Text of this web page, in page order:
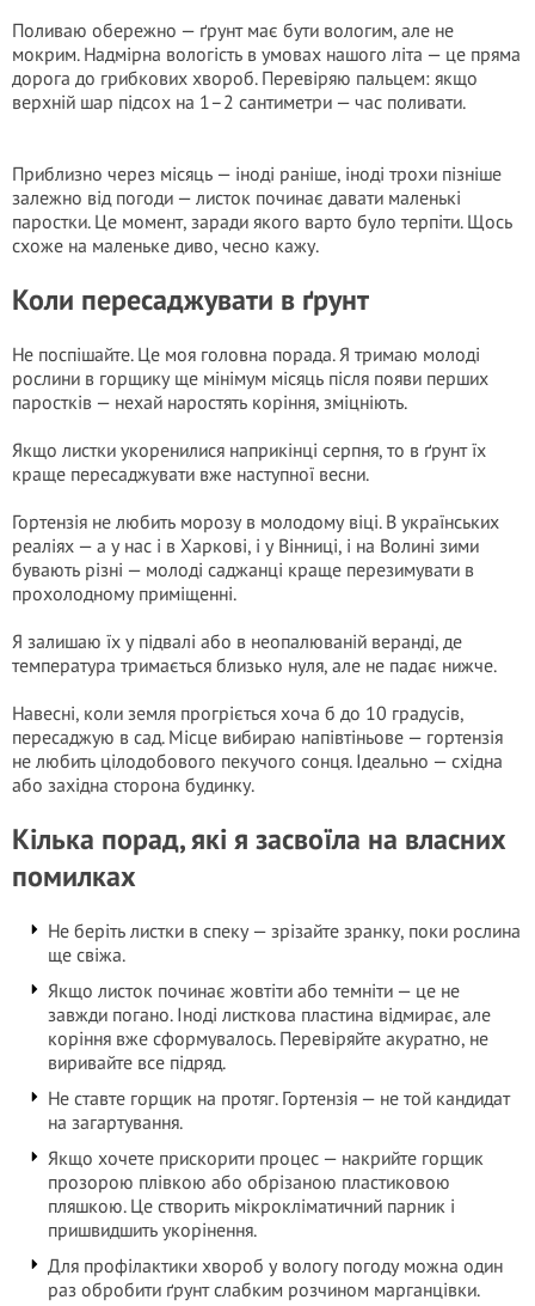
Поливаю обережно — ґрунт має бути вологим, але не
мокрим. Надмірна вологість в умовах нашого літа — це пряма
дорога до грибкових хвороб. Перевіряю пальцем: якщо
верхній шар підсох на 1–2 сантиметри — час поливати.
Приблизно через місяць — іноді раніше, іноді трохи пізніше
залежно від погоди — листок починає давати маленькі
паростки. Це момент, заради якого варто було терпіти. Щось
схоже на маленьке диво, чесно кажу.
Коли пересаджувати в ґрунт
Не поспішайте. Це моя головна порада. Я тримаю молоді
рослини в горщику ще мінімум місяць після появи перших
паростків — нехай наростять коріння, зміцніють.
Якщо листки укоренилися наприкінці серпня, то в ґрунт їх
краще пересаджувати вже наступної весни.
Гортензія не любить морозу в молодому віці. В українських
реаліях — а у нас і в Харкові, і у Вінниці, і на Волині зими
бувають різні — молоді саджанці краще перезимувати в
прохолодному приміщенні.
Я залишаю їх у підвалі або в неопалюваній веранді, де
температура тримається близько нуля, але не падає нижче.
Навесні, коли земля прогріється хоча б до 10 градусів,
пересаджую в сад. Місце вибираю напівтіньове — гортензія
не любить цілодобового пекучого сонця. Ідеально — східна
або захід­на сторона будинку.
Кілька порад, які я засвоїла на власних
помилках
Не беріть листки в спеку — зрізайте зранку, поки рослина
ще свіжа.
Якщо листок починає жовтіти або темніти — це не
завжди погано. Іноді листкова пластина відмирає, але
коріння вже сформувалось. Перевіряйте акуратно, не
виривайте все підряд.
Не ставте горщик на протяг. Гортензія — не той кандидат
на загартування.
Якщо хочете прискорити процес — накрийте горщик
прозорою плівкою або обрізаною пластиковою
пляшкою. Це створить мікрокліматичний парник і
пришвидшить укорінення.
Для профілактики хвороб у вологу погоду можна один
раз обробити ґрунт слабким розчином марганцівки.